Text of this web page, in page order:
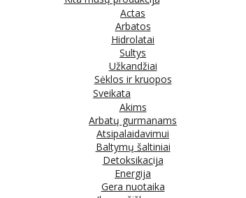
Actas
Arbatos
Hidrolatai
Sultys
Užkandžiai
Sėklos ir kruopos
Sveikata
Akims
Arbatų gurmanams
Atsipalaidavimui
Baltymų šaltiniai
Detoksikacija
Energija
Gera nuotaika